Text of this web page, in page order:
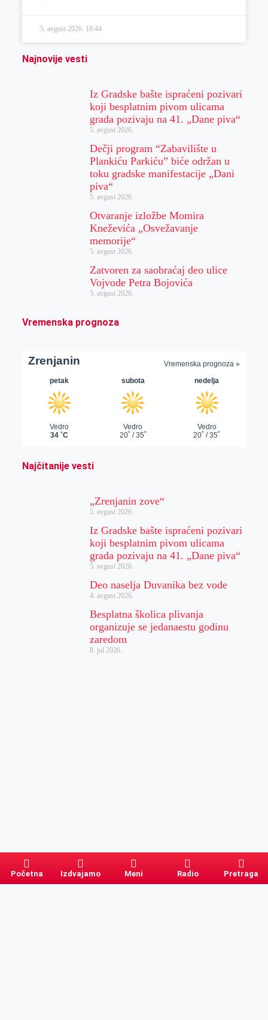
5. avgust 2026. 10:44
Najnovije vesti
Iz Gradske bašte ispraćeni pozivari
koji besplatnim pivom ulicama
grada pozivaju na 41. „Dane piva“
5. avgust 2026.
Dečji program “Zabavilište u
Plankiću Parkiću” biće održan u
toku gradske manifestacije „Dani
piva“
5. avgust 2026.
Otvaranje izložbe Momira
Kneževića „Osvežavanje
memorije“
5. avgust 2026.
Zatvoren za saobraćaj deo ulice
Vojvode Petra Bojovića
5. avgust 2026.
Vremenska prognoza
Najčitanije vesti
„Zrenjanin zove“
5. avgust 2026.
Iz Gradske bašte ispraćeni pozivari
koji besplatnim pivom ulicama
grada pozivaju na 41. „Dane piva“
5. avgust 2026.
Deo naselja Duvanika bez vode
4. avgust 2026.
Besplatna školica plivanja
organizuje se jedanaestu godinu
zaredom
8. jul 2026.
Početna Izdvajamo Meni Radio Pretraga